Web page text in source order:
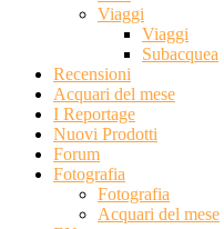
Viaggi
Viaggi
Subacquea
Recensioni
Acquari del mese
I Reportage
Nuovi Prodotti
Forum
Fotografia
Fotografia
Acquari del mese